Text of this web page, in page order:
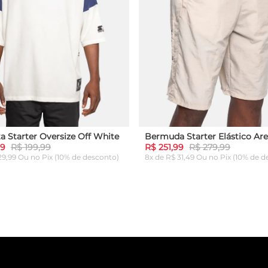
Starter Oversize Off White
R$ 199,99
Ou no Pix (10% de desconto)
Bermuda Starter Elástico
R$ 251,99 R$ 279,99
8x de R$ 31,49 Ou no Pix (10% de